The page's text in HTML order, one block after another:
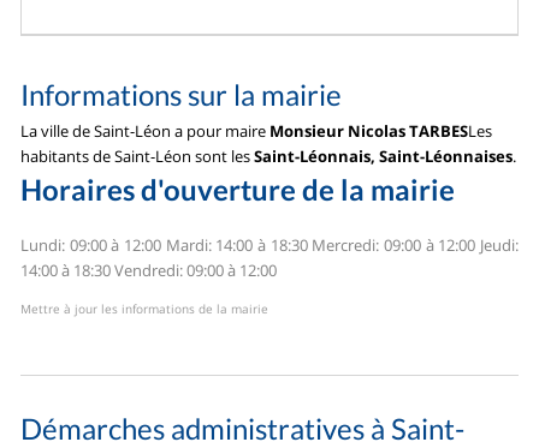
Informations sur la mairie
La ville de Saint-Léon a pour maire Monsieur Nicolas TARBESLes
habitants de Saint-Léon sont lesSaint-Léonnais, Saint-Léonnaises.
Horaires d'ouverture de la mairie
Lundi: 09:00 à 12:00 Mardi: 14:00 à 18:30Mercredi: 09:00 à 12:00 Jeudi:
14:00 à 18:30Vendredi: 09:00 à 12:00
Mettre à jour les informations de la mairie
Démarches administratives à Saint-